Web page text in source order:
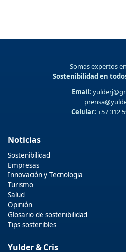
Somos expertos
Sostenibilidad en
Email:
Celular: +57 312
Noticias
Sostenibilidad
Empresas
Innovación y Tecnologia
Turismo
Salud
Opinión
Glosario de sostenibilidad
Tips sostenibles
Yulder & Cris